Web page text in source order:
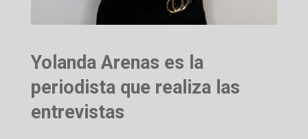
Yolanda Arenas es la
periodista que realiza las
entrevistas